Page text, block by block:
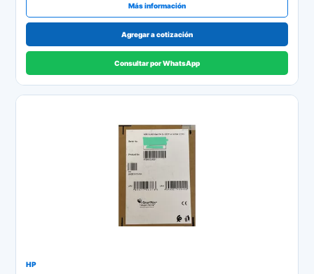
Más información
Agregar a cotización
Consultar por WhatsApp
HP